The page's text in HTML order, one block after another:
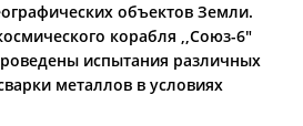
объектов Земли.
корабля ,,Союз-6″
испытания различных
ме­таллов в условиях